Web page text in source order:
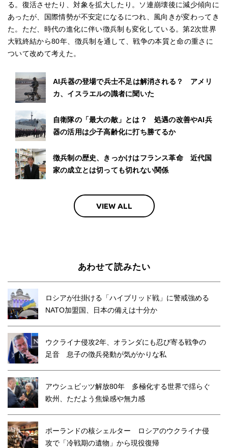
る。復活させたり、対象を拡大したり。ソ連崩壊後に減少傾向に
あったが、国際情勢が不安定になるにつれ、風向きが変わってき
た。ただ、時代の進化に伴い徴兵制も変化している。第2次世界
大戦終結から80年、徴兵制を通して、戦争の本質と命の重さに
ついて改めて考えた。
AI兵器の登場で兵士不足は解消される？ アメリ
カ、イスラエルの識者に聞いた
自衛隊の「最大の敵」とは？ 処遇の改善やAI兵
器の活用は少子高齢化に打ち勝てるか
徴兵制の歴史、きっかけはフランス革命 近代国
家の成立とは切っても切れない関係
VIEW ALL
あわせて読みたい
ロシアが仕掛ける「ハイブリッド戦」に警戒強める
NATO加盟国、日本の備えは十分か
ウクライナ侵攻2年、オランダにも忍び寄る戦争の
足音 息子の徴兵発動が気がかりな私
アウシュビッツ解放80年 多極化する世界で揺らぐ
欧州、ただよう焦燥感や無力感
ポーランドの核シェルター ロシアのウクライナ侵
攻で「冷戦期の遺物」から現役復帰